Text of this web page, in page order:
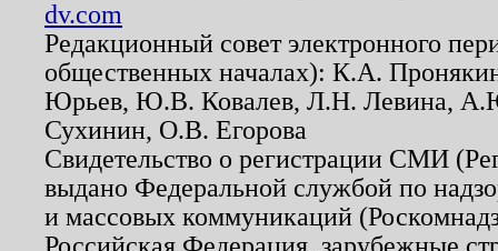
dv.com
Редакционный совет электронного
общественных началах): К.А.
Юрьев, Ю.В. Ковалев, Л.Н. Левина,
Сухинин, О.В. Егорова
Свидетельство о регистрации СМИ
выдано Федеральной службой по
и массовых коммуникаций
Российская Федерация, зарубежные